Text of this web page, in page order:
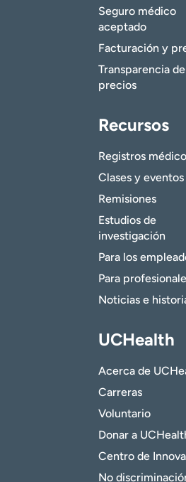
Seguro médico
aceptado
Facturación y
Transparencia de
precios
Recursos
Registros
Clases y eventos
Remisiones
Estudios de
investigación
Para los
Para
Noticias e
UCHealth
Acerca de
Carreras
Voluntario
Donar a
Centro de
No